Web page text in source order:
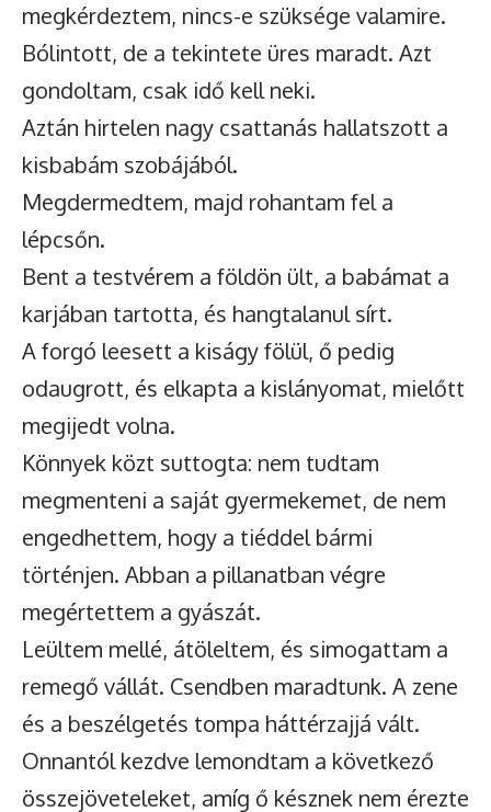
megkérdeztem, nincs-e szüksége valamire.
Bólintott, de a tekintete üres maradt. Azt
gondoltam, csak idő kell neki.
Aztán hirtelen nagy csattanás hallatszott a
kisbabám szobájából.
Megdermedtem, majd rohantam fel a
lépcsőn.
Bent a testvérem a földön ült, a babámat a
karjában tartotta, és hangtalanul sírt.
A forgó leesett a kiságy fölül, ő pedig
odaugrott, és elkapta a kislányomat, mielőtt
megijedt volna.
Könnyek közt suttogta: nem tudtam
megmenteni a saját gyermekemet, de nem
engedhettem, hogy a tiéddel bármi
történjen. Abban a pillanatban végre
megértettem a gyászát.
Leültem mellé, átöleltem, és simogattam a
remegő vállát. Csendben maradtunk. A zene
és a beszélgetés tompa háttérzajjá vált.
Onnantól kezdve lemondtam a következő
összejöveteleket, amíg ő késznek nem érezte